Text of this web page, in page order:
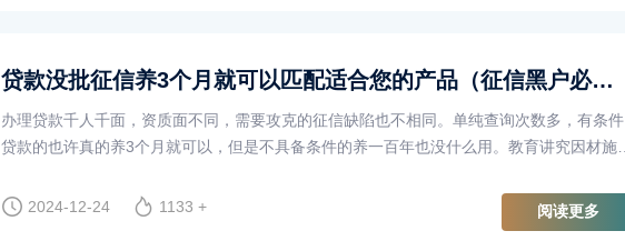
贷款没批征信养3个月就可以匹配适合您的产品（征信黑户必看）
办理贷款千人千面，资质面不同，需要攻克的征信缺陷也不相同。单纯查询次数多，有条件
贷款的也许真的养3个月就可以，但是不具备条件的养一百年也没什么用。教育讲究因材施
2024-12-24
1133 + 阅读更多